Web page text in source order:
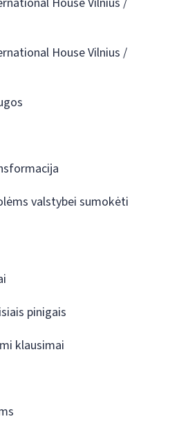
House Vilnius /
valstybei sumokėti
pinigais
klausimai